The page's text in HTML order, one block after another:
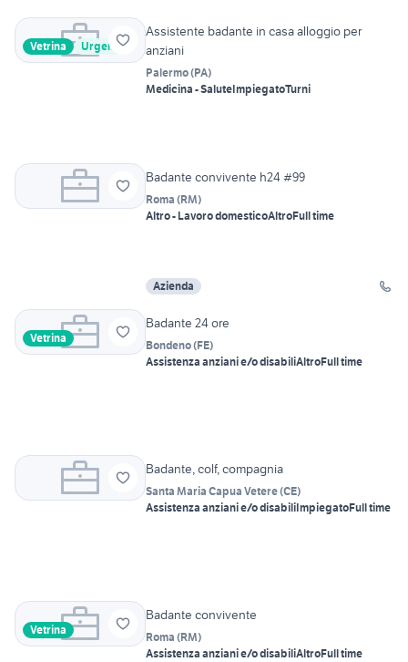
Vetrina Urgente
Assistente badante in casa alloggio per
anziani
Palermo(PA)
Medicina - SaluteImpiegatoTurni
Badante convivente h24 #99
Roma (RM)
Altro - Lavoro domesticoAltroFull time
Azienda
Vetrina
Badante 24 ore
Bondeno(FE)
Assistenza anziani e/o disabiliAltroFull time
Badante, colf, compagnia
Santa Maria Capua Vetere(CE)
Assistenza anziani e/o disabiliImpiegatoFull time
Vetrina
Badante convivente
Roma (RM)
Assistenza anziani e/o disabiliAltroFull time